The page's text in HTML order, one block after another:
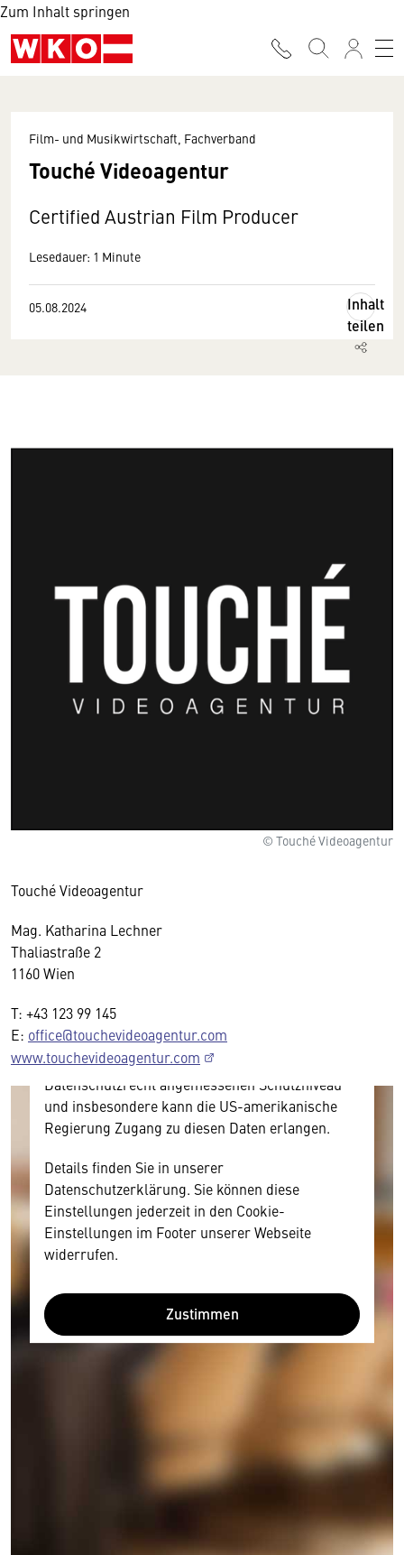
Zum Inhalt springen
Film- und Musikwirtschaft, Fachverband
Touché Videoagentur
Certified Austrian Film Producer
Lesedauer: 1 Minute
05.08.2024
Inhalt
teilen
© Touché Videoagentur
Touché Videoagentur
Mag. Katharina Lechner
Thaliastraße 2
1160 Wien
T: +43 123 99 145
E: office@touchevideoagentur.com
www.touchevideoagentur.com
Wir benötigen Ihre Zustimmung
Hier würden wir Ihnen gerne einen externen
Inhalt anzeigen. Dafür benötigen wir allerdings
Ihre Zustimmung, da Ihr Browser
und Nutzerverhalten mitunter mit US-
amerikanischen Anbietern austauscht.
Diese Daten unterliegen keinem dem EU-
Datenschutzrecht angemessenen Schutzniveau
und insbesondere kann die US-amerikanische
Regierung Zugang zu diesen Daten erlangen.
Details finden Sie in unserer
Datenschutzerklärung. Sie können diese
Einstellungen jederzeit in den Cookie-
Einstellungen im Footer unserer Webseite
widerrufen.
Zustimmen